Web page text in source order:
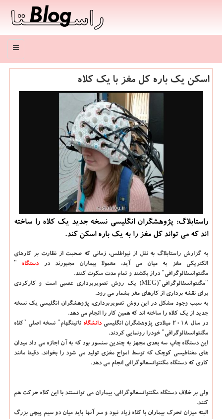
منو
اسكن یك باره كل مغز با یك كلاه
راستابلاگ: پژوهشگران انگلیسی نسخه جدید یك كلاه را ساخته
اند كه می تواند كل مغز را به یك باره اسكن كند.
به گزارش راستابلاگ به نقل از نیواطلس، زمانی که صحبت از نظارت بر کارهای
الکتریکی مغز به میان می آید، معمولا بیماران مجبورند در دستگاه
مگنتوانسفالوگرافی" دراز بکشند و تمام مدت سکوت کنند.
"مگنتوانسفالوگرافی"(MEG) یک روش تصویربرداری عصبی است و کارکردی
برای نقشه برداری از کارهای مغز بشمار می رود.
به سبب وجود مشکل در این روش تصویربرداری، پژوهشگران انگلیسی یک نسخه
جدید از یک کلاه را ساخته اند که همین کار را انجام می دهد.
در سال ۲۰۱۸ میلادی پژوهشگران انگلیسی
دانشگاه‌ ناتینگهام" نسخه اصلی "کلاه
مگنتوانسفالوگرافی" خودرا رونمایی کردند.
این دستگاه چاپ سه بعدی مجهز به چندین سنسور بود که به آن اجازه می داد میدان
های مغناطیسی کوچک که توسط امواج مغزی تولید می شود را بخواند. دقیقا مانند
کاری که دستگاه مگنتوانسفالوگرافی انجام می دهد.
ولی بر خلاف دستگاه مگنتوانسفالوگرافی، بیماران می توانستند با این کلاه حرکت هم
کنند.
البته میزان تحرک بیماران با کلاه زیاد نبود و سر آنها باید میان دو سیم پیچی بزرگ